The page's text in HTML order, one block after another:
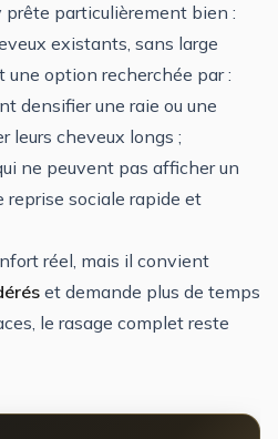
particulièrement bien :
existants, sans large
une option recherchée par :
densifier une raie ou une
leurs cheveux longs ;
ne peuvent pas afficher un
reprise sociale rapide et
réel, mais il convient
et demande plus de temps
le rasage complet reste